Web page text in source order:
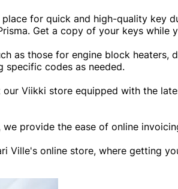
for quick and high-quality key
Get a copy of your keys while
as those for engine block
specific codes as needed.
our Viikki store equipped with the
provide the ease of online
Ville's online store, where getting